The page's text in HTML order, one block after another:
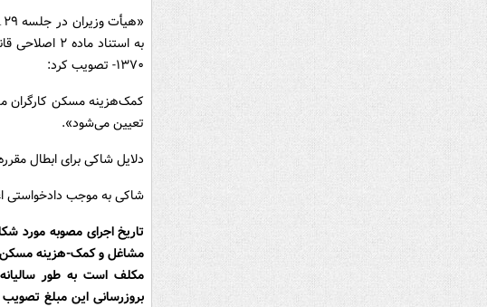
به استناد
۱۳۷۰- تصویب کرد:
تعیین می‌شود».
دلایل شاکی برای ابطال
شاکی به موجب دادخواستی
مشاغل و کمک-هزینه مسکن
مکلف است به طور
بروزرسانی این مبلغ